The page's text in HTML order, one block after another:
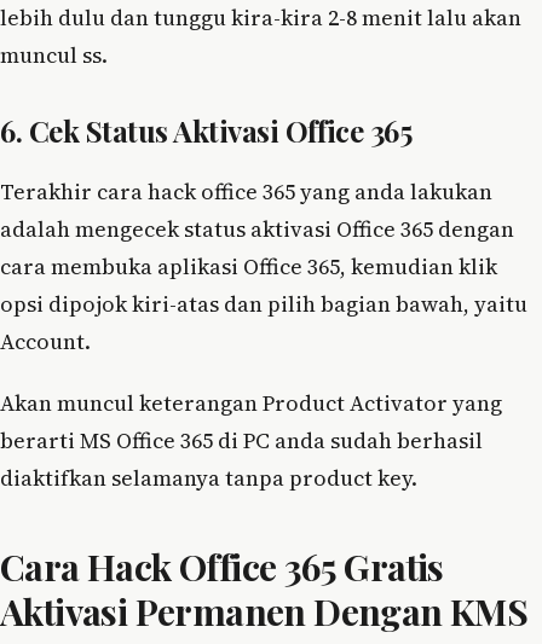
lebih dulu dan tunggu kira-kira 2-8 menit lalu akan
muncul ss.
6. Cek Status Aktivasi Office 365
Terakhir cara hack office 365 yang anda lakukan
adalah mengecek status aktivasi Office 365 dengan
cara membuka aplikasi Office 365, kemudian klik
opsi dipojok kiri-atas dan pilih bagian bawah, yaitu
Account.
Akan muncul keterangan Product Activator yang
berarti MS Office 365 di PC anda sudah berhasil
diaktifkan selamanya tanpa product key.
Cara Hack Office 365 Gratis
Aktivasi Permanen Dengan KMS